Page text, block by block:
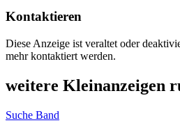
Kontaktieren
Diese Anzeige ist veraltet oder
mehr kontaktiert werden.
weitere Kleinanzeigen
Suche Band